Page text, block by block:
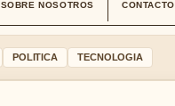
SOBRE NOSOTROS CONTACTO
POLITICA TECNOLOGIA